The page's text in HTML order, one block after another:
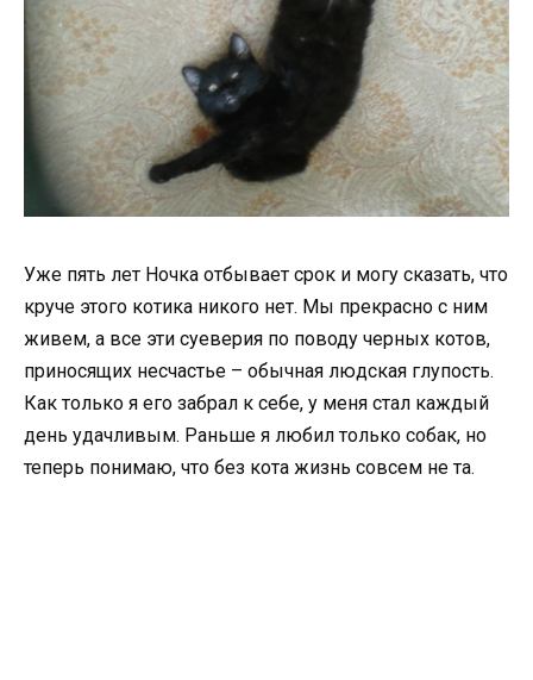
Уже пять лет Ночка отбывает срок и могу сказать, что
круче этого котика никого нет. Мы прекрасно с ним
живем, а все эти суеверия по поводу черных котов,
приносящих несчастье – обычная людская глупость.
Как только я его забрал к себе, у меня стал каждый
день удачливым. Раньше я любил только собак, но
теперь понимаю, что без кота жизнь совсем не та.